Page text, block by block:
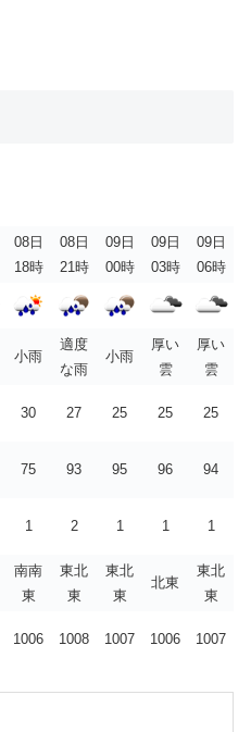
08日
18時
08日
21時
09日
00時
09日
03時
09日
06時
小雨
適度
な雨
小雨
厚い
雲
厚い
雲
30 27 25 25 25
75 93 95 96 94
1 2 1 1 1
南南
東
東北
東
東北
東
北東
東北
東
1006 1008 1007 1006 1007